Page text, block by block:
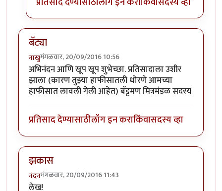
बॅट्या
नाखुमंगळवार, 20/09/2016 10:56
अभिनंदन आणि खूप खूप शुभेच्छा. प्रतिसादाला उशीर
झाला (कारण तुझ्या हाफीसातली धोरणे आमच्या
हाफीसात लावली गेली आहेत) बॅट्टमण मित्रमंडळ सदस्य
प्रतिसाद देण्यासाठीलॉग इन कराकिंवासदस्य व्हा
झकास
नंदनमंगळवार, 20/09/2016 11:43
लेख!